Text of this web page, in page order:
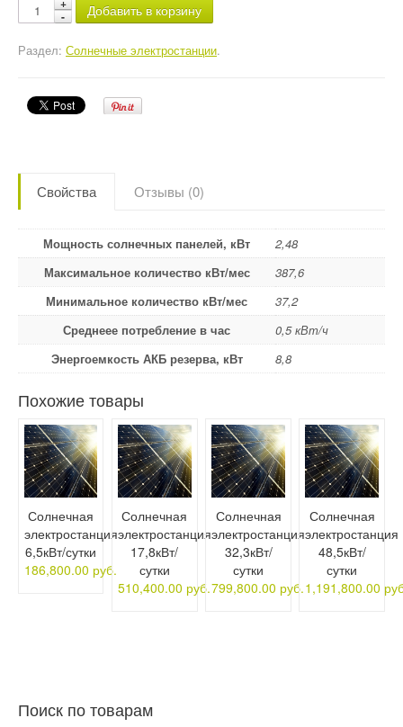
Добавить в корзину
Раздел: Солнечные электростанции.
Свойства Отзывы (0)
Мощность солнечных панелей, кВт
2,48
Максимальное количество кВт/мес
387,6
Минимальное количество кВт/мес
37,2
Среднеее потребление в час
0,5 кВт/ч
Энергоемкость АКБ резерва, кВт
8,8
Похожие товары
Солнечная
электростанция
6,5кВт/сутки
186,800.00 руб.
Солнечная
электростанция
17,8кВт/
сутки
510,400.00 руб.
Солнечная
электростанция
32,3кВт/
сутки
799,800.00 руб.
Солнечная
электростанция
48,5кВт/
сутки
1,191,800.00
Поиск по товарам